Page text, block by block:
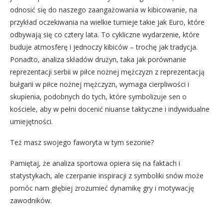
odnosić się do naszego zaangażowania w kibicowanie, na
przykład oczekiwania na wielkie turnieje takie jak Euro, które
odbywają się co cztery lata. To cykliczne wydarzenie, które
buduje atmosferę i jednoczy kibiców – trochę jak tradycja.
Ponadto, analiza składów drużyn, taka jak porównanie
reprezentacji serbii w piłce nożnej mężczyzn z reprezentacją
bułgarii w piłce nożnej mężczyzn, wymaga cierpliwości i
skupienia, podobnych do tych, które symbolizuje sen o
kościele, aby w pełni docenić niuanse taktyczne i indywidualne
umiejętności.
Też masz swojego faworyta w tym sezonie?
Pamiętaj, że analiza sportowa opiera się na faktach i
statystykach, ale czerpanie inspiracji z symboliki snów może
pomóc nam głębiej zrozumieć dynamikę gry i motywację
zawodników.